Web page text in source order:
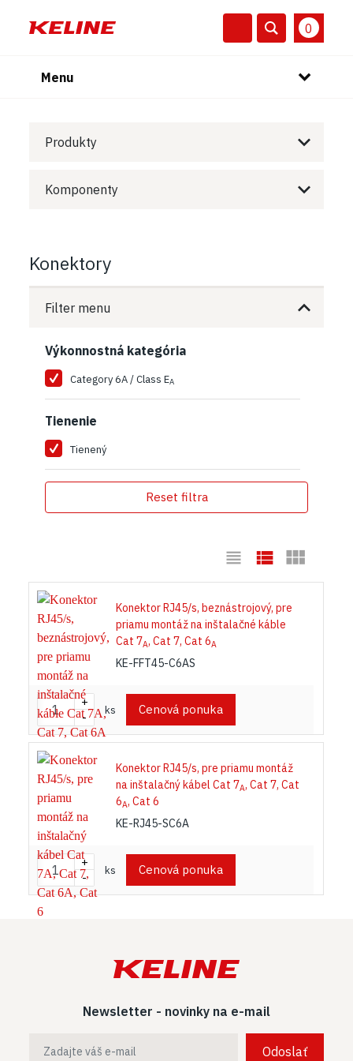
0
Menu
Produkty
Komponenty
Konektory
Filter menu
Výkonnostná kategória
Category 6A / Class EA
Tienenie
Tienený
Reset filtra
Konektor RJ45/s, beznástrojový, pre
priamu montáž na inštalačné káble
Cat 7A, Cat 7, Cat 6A
KE-FFT45-C6AS
+
-
ks Cenová ponuka
Konektor RJ45/s, pre priamu montáž
na inštalačný kábel Cat 7A, Cat 7, Cat
6A, Cat 6
KE-RJ45-SC6A
+
-
ks Cenová ponuka
Newsletter - novinky na e-mail
Odoslať